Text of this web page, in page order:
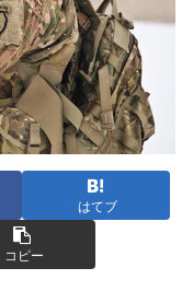
はてブ
コピー